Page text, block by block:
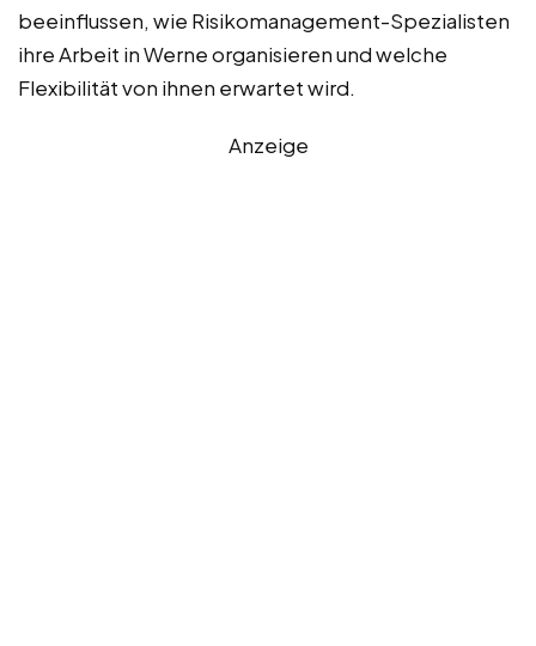
beeinflussen, wie Risikomanagement-Spezialisten
ihre Arbeit in Werne organisieren und welche
Flexibilität von ihnen erwartet wird.
Anzeige